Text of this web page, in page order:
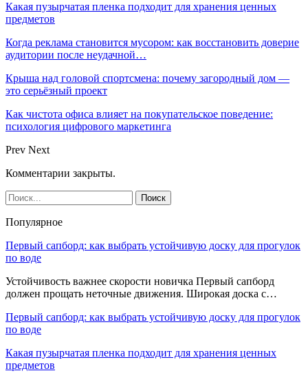
Какая пузырчатая пленка подходит для хранения ценных
предметов
Когда реклама становится мусором: как восстановить доверие
аудитории после неудачной…
Крыша над головой спортсмена: почему загородный дом —
это серьёзный проект
Как чистота офиса влияет на покупательское поведение:
психология цифрового маркетинга
Prev Next
Комментарии закрыты.
Популярное
Первый сапборд: как выбрать устойчивую доску для прогулок
по воде
Устойчивость важнее скорости новичка Первый сапборд
должен прощать неточные движения. Широкая доска с…
Первый сапборд: как выбрать устойчивую доску для прогулок
по воде
Какая пузырчатая пленка подходит для хранения ценных
предметов